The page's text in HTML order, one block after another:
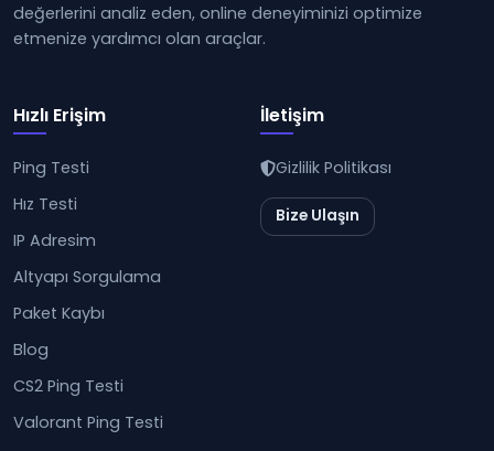
değerlerini analiz eden, online deneyiminizi optimize
etmenize yardımcı olan araçlar.
Hızlı Erişim
Ping Testi
Hız Testi
IP Adresim
Altyapı Sorgulama
Paket Kaybı
Blog
CS2 Ping Testi
Valorant Ping Testi
İletişim
Gizlilik Politikası
Bize Ulaşın